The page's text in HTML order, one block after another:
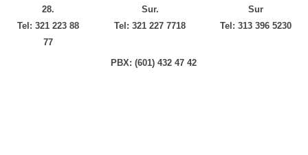
28.
Tel: 321 223 88
77
Sur.
Tel: 321 227 7718
Sur
Tel: 313 396 5230
PBX: (601) 432 47 42